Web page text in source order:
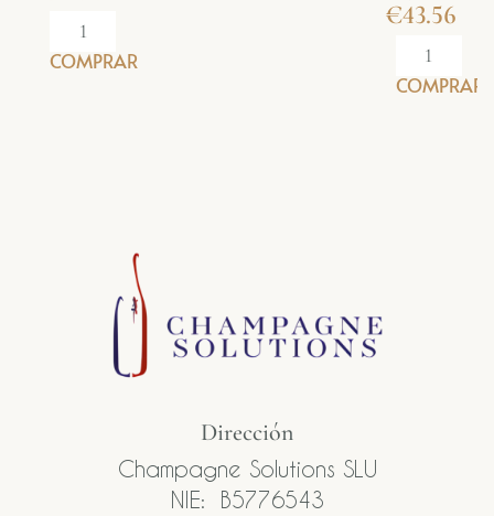
COMPRAR
Dirección
Champagne Solutions SLU
NIE: B5776543